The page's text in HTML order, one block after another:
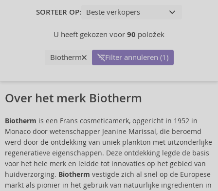
SORTEER OP:
U heeft gekozen voor 90 položek
Biotherm Filter annuleren (1)
Over het merk Biotherm
Biotherm is een Frans cosmeticamerk, opgericht in 1952 in
Monaco door wetenschapper Jeanine Marissal, die beroemd
werd door de ontdekking van uniek plankton met uitzonderlijke
regeneratieve eigenschappen. Deze ontdekking legde de basis
voor het hele merk en leidde tot innovaties op het gebied van
huidverzorging. Biotherm vestigde zich al snel op de Europese
markt als pionier in het gebruik van natuurlijke ingrediënten in